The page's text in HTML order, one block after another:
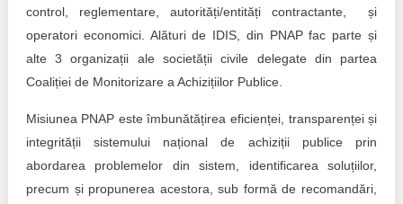
Democrația, independența și transparența instituțiilor
publice-cheie din Moldova
Achiziții publice
Achizițiile publice în vizorul societății civile
control, reglementare, autorități/entități contractante, și
operatori economici. Alături de IDIS, din PNAP fac parte și
alte 3 organizații ale societății civile delegate din partea
Coaliției de Monitorizare a Achizițiilor Publice.
Misiunea PNAP este îmbunătățirea eficienței, transparenței și
integrității sistemului național de achiziții publice prin
abordarea problemelor din sistem, identificarea soluțiilor,
precum și propunerea acestora, sub formă de recomandări,